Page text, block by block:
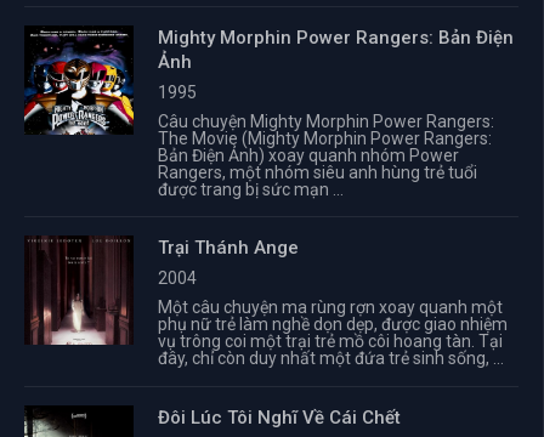
Mighty Morphin Power Rangers: Bản Điện
Ảnh
1995
Câu chuyện Mighty Morphin Power Rangers:
The Movie (Mighty Morphin Power Rangers:
Bản Điện Ảnh) xoay quanh nhóm Power
Rangers, một nhóm siêu anh hùng trẻ tuổi
được trang bị sức mạn ...
Trại Thánh Ange
2004
Một câu chuyện ma rùng rợn xoay quanh một
phụ nữ trẻ làm nghề dọn dẹp, được giao nhiệm
vụ trông coi một trại trẻ mồ côi hoang tàn. Tại
đây, chỉ còn duy nhất một đứa trẻ sinh sống, ...
Đôi Lúc Tôi Nghĩ Về Cái Chết